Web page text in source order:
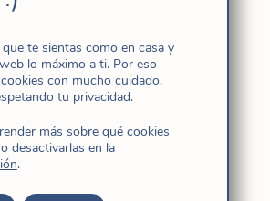
para alcanzar Amor. Y así
cotidiana agradeciendo tanto
compartiendo con los demás
nos regalan.
vocación de Mateo, del texto
por el maravilloso cuadro
te sientas como en casa y
lo máximo a ti. Por eso
con mucho cuidado.
tu privacidad.
más sobre qué cookies
desactivarlas en la
.